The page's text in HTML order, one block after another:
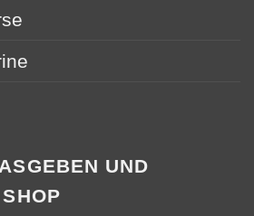
UND